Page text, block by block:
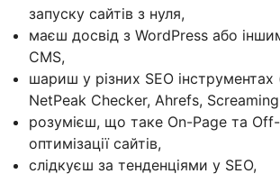
запуску сайтів з нуля,
маєш досвід з WordPress або
CMS,
шариш у різних SEO інструментах
NetPeak Checker, Ahrefs,
розумієш, що таке On-Page та
оптимізації сайтів,
слідкуєш за тенденціями у SEO,